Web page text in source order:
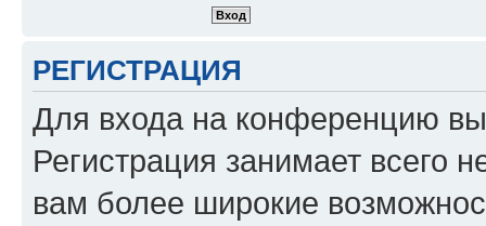
РЕГИСТРАЦИЯ
Для входа на конференцию
Регистрация занимает всего
вам более широкие